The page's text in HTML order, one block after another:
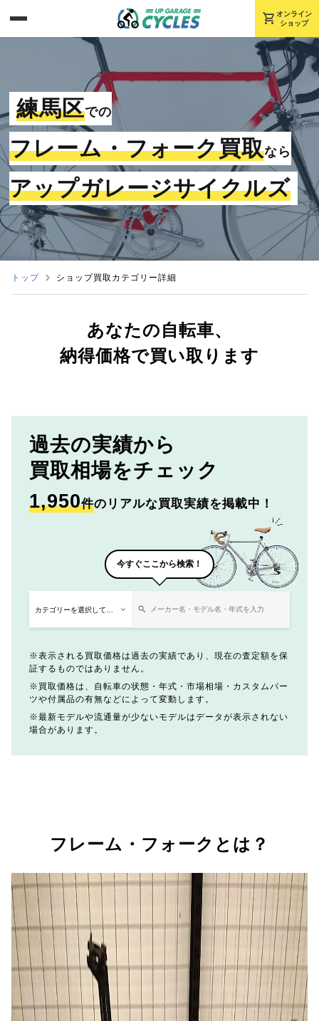
shopping_cart オンライン
ショップ
練馬区での
フレーム・フォーク買取なら
アップガレージサイクルズ
トップ ショップ買取カテゴリー詳細
あなたの自転車、
納得価格で買い取ります
過去の実績から
買取相場をチェック
1,950件のリアルな買取実績を掲載中！
今すぐここから検索！
表示される買取価格は過去の実績であり、現在の査定額を保
証するものではありません。
買取価格は、自転車の状態・年式・市場相場・カスタムパー
ツや付属品の有無などによって変動します。
最新モデルや流通量が少ないモデルはデータが表示されない
場合があります。
フレーム・フォークとは？